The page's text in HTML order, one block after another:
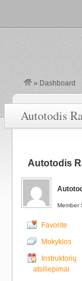
» Dashboard
Autotodis
Autotodis
Member
Favorite
Mokyklos
Instruktorių
atsiliepimai